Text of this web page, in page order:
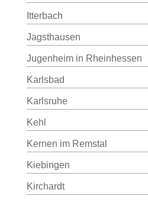
Itterbach
Jagsthausen
Jugenheim in Rheinhessen
Karlsbad
Karlsruhe
Kehl
Kernen im Remstal
Kiebingen
Kirchardt